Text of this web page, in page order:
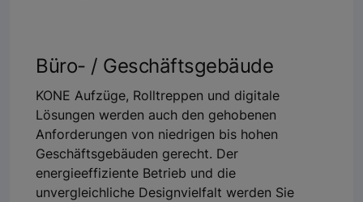
Büro- / Geschäftsgebäude
KONE Aufzüge, Rolltreppen und digitale
Lösungen werden auch den gehobenen
Anforderungen von niedrigen bis hohen
Geschäftsgebäuden gerecht. Der
energieeffiziente Betrieb und die
unvergleichliche Designvielfalt werden Sie